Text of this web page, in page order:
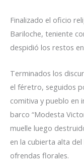
Finalizado el oficio
Bariloche, teniente
despidió los restos
Terminados los
el féretro, seguidos
comitiva y pueblo en
barco “Modesta
muelle luego
en la cubierta alta
ofrendas florales.